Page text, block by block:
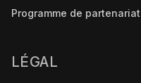
Programme de partenariat
LÉGAL